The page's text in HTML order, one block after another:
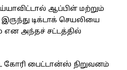
ஆப்பிள் மற்றும்
டிக்டாக் செயலியை
என அந்தச் சட்டத்தில்
கோரி பைட்டான்ஸ் நிறுவனம்